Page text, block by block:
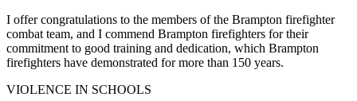
I offer congratulations to the members of the Brampton firefighter
combat team, and I commend Brampton firefighters for their
commitment to good training and dedication, which Brampton
firefighters have demonstrated for more than 150 years.
VIOLENCE IN SCHOOLS